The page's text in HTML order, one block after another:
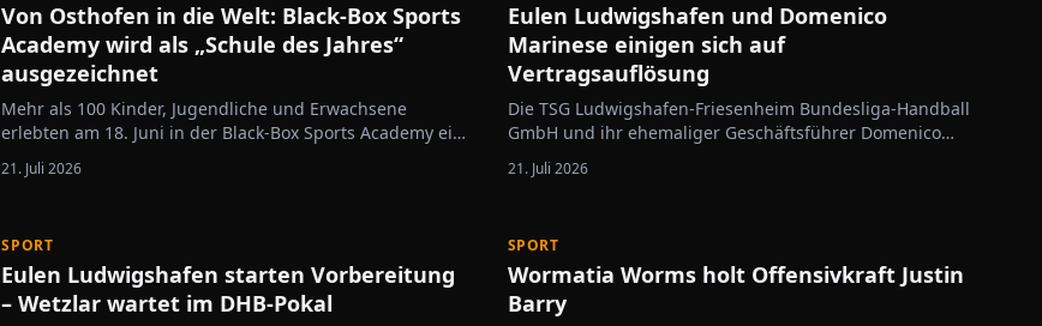
Von Osthofen in die Welt: Black-Box Sports
Academy wird als „Schule des Jahres“
ausgezeichnet
Mehr als 100 Kinder, Jugendliche und Erwachsene
erlebten am 18. Juni in der Black-Box Sports Academy ein
außergewöhnliches Seminar, das weit über klassisches
Kampfsporttraining hinausging. Unter dem Titel „Martial
21. Juli 2026
Eulen Ludwigshafen und Domenico
Marinese einigen sich auf
Vertragsauflösung
Die TSG Ludwigshafen-Friesenheim Bundesliga-Handball
GmbH und ihr ehemaliger Geschäftsführer Domenico
Marinese haben ihre Zusammenarbeit endgültig
beendet. Beide Seiten einigten sich auf eine
21. Juli 2026
SPORT
Eulen Ludwigshafen starten Vorbereitung
– Wetzlar wartet im DHB-Pokal
SPORT
Wormatia Worms holt Offensivkraft Justin
Barry